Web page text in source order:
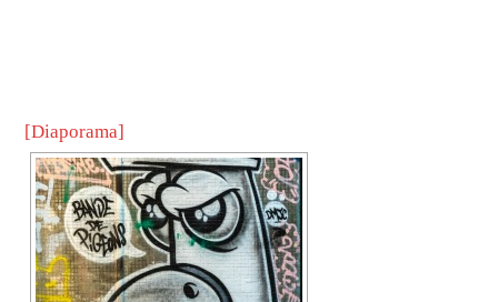
[Diaporama]